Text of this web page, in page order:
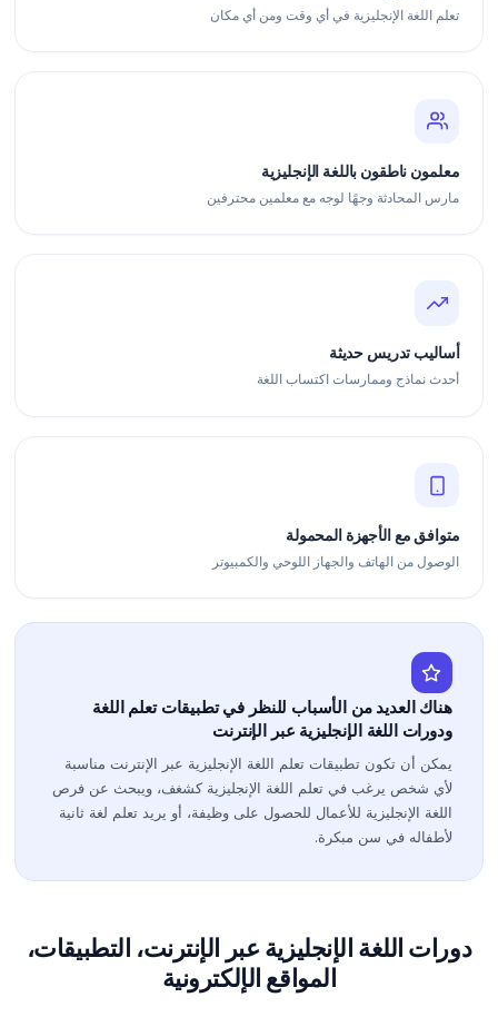
تعلم اللغة الإنجليزية في أي وقت ومن أي مكان
معلمون ناطقون باللغة الإنجليزية
مارس المحادثة وجهًا لوجه مع معلمين محترفين
أساليب تدريس حديثة
أحدث نماذج وممارسات اكتساب اللغة
متوافق مع الأجهزة المحمولة
الوصول من الهاتف والجهاز اللوحي والكمبيوتر
هناك العديد من الأسباب للنظر في تطبيقات تعلم اللغة
ودورات اللغة الإنجليزية عبر الإنترنت
يمكن أن تكون تطبيقات تعلم اللغة الإنجليزية عبر الإنترنت مناسبة
لأي شخص يرغب في تعلم اللغة الإنجليزية كشغف، ويبحث عن فرص
اللغة الإنجليزية للأعمال للحصول على وظيفة، أو يريد تعلم لغة ثانية
لأطفاله في سن مبكرة.
دورات اللغة الإنجليزية عبر الإنترنت، التطبيقات،
المواقع الإلكترونية